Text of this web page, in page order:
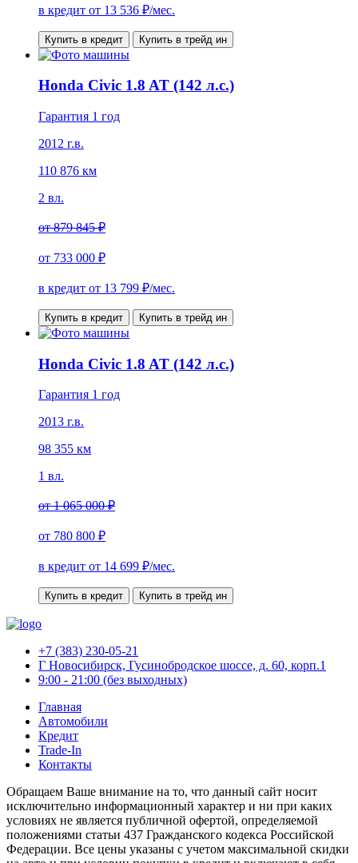
в кредит от 13 536 ₽/мес.
Купить в кредит Купить в трейд ин
Honda Civic 1.8 AT (142 л.с.)
Гарантия 1 год
2012 г.в.
110 876 км
2 вл.
от879 845 ₽
от 733 000 ₽
в кредит от 13 799 ₽/мес.
Купить в кредит Купить в трейд ин
Honda Civic 1.8 AT (142 л.с.)
Гарантия 1 год
2013 г.в.
98 355 км
1 вл.
от1 065 000 ₽
от 780 800 ₽
в кредит от 14 699 ₽/мес.
Купить в кредит Купить в трейд ин
+7 (383) 230-05-21
Г Новосибирск, Гусинобродское шоссе, д. 60, корп.1
9:00 - 21:00 (без выходных)
Главная
Автомобили
Кредит
Trade-In
Контакты
Обращаем Ваше внимание на то, что данный сайт носит
исключительно информационный характер и ни при каких
условиях не является публичной офертой, определяемой
положениями статьи 437 Гражданского кодекса Российской
Федерации. Все цены указаны с учетом максимальной скидки